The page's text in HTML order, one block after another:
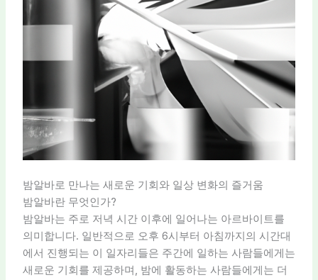
밤알바로 만나는 새로운 기회와 일상 변화의 즐거움
밤알바란 무엇인가?
밤알바는 주로 저녁 시간 이후에 일어나는 아르바이트를
의미합니다. 일반적으로 오후 6시부터 아침까지의 시간대
에서 진행되는 이 일자리들은 주간에 일하는 사람들에게는
새로운 기회를 제공하며, 밤에 활동하는 사람들에게는 더